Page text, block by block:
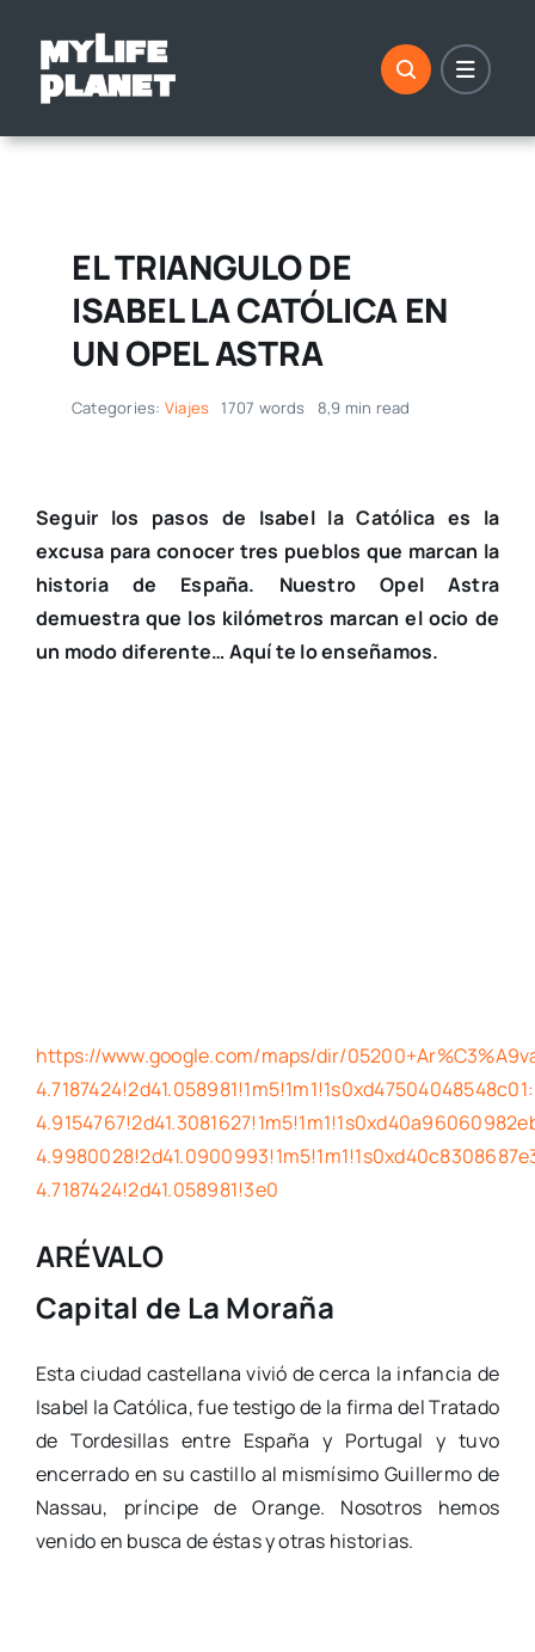
contenido
EL TRIANGULO DE
ISABEL LA CATÓLICA EN
UN OPEL ASTRA
Categories: Viajes 1707 words 8,9 min read
Seguir los pasos de Isabel la Católica es la
excusa para conocer tres pueblos que marcan la
historia de España. Nuestro Opel Astra
demuestra que los kilómetros marcan el ocio de
un modo diferente… Aquí te lo enseñamos.
https://www.google.com/maps/dir/
4.7187424!2d41.058981!3e0
ARÉVALO
Capital de La Moraña
Esta ciudad castellana vivió de cerca la infancia de
Isabel la Católica, fue testigo de la firma del Tratado
de Tordesillas entre España y Portugal y tuvo
encerrado en su castillo al mismísimo Guillermo de
Nassau, príncipe de Orange. Nosotros hemos
venido en busca de éstas y otras historias.